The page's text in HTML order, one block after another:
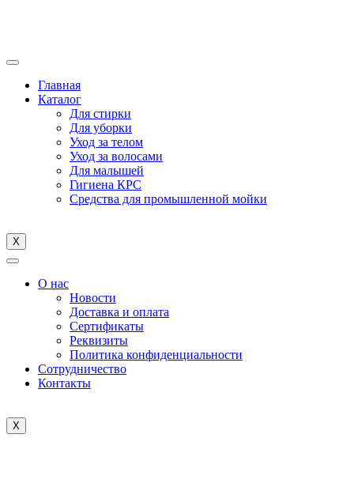
Главная
Каталог
Для стирки
Для уборки
Уход за телом
Уход за волосами
Для малышей
Гигиена КРС
Средства для промышленной мойки
X
О нас
Новости
Доставка и оплата
Cертификаты
Реквизиты
Политика конфиденциальности
Сотрудничество
Контакты
X